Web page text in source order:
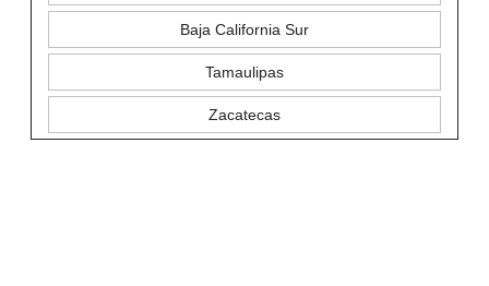
Baja California Sur
Tamaulipas
Zacatecas